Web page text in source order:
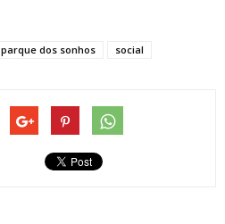
parque dos sonhos social